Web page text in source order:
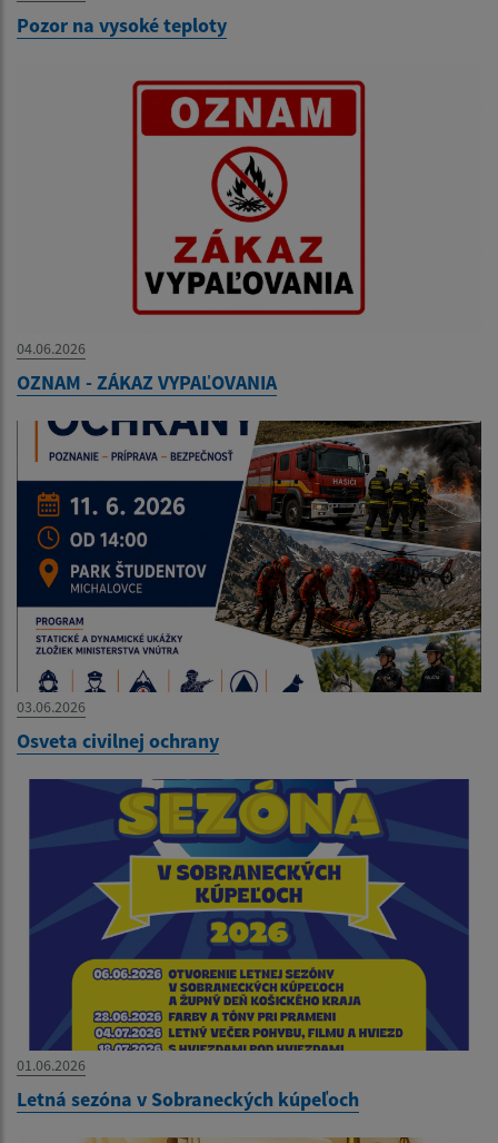
Pozor na vysoké teploty
04.06.2026
OZNAM - ZÁKAZ VYPAĽOVANIA
03.06.2026
Osveta civilnej ochrany
01.06.2026
Letná sezóna v Sobraneckých kúpeľoch